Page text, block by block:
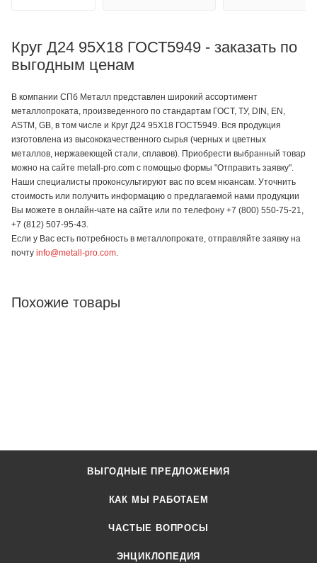
Круг Д24 95Х18 ГОСТ5949 - заказать по
выгодным ценам
В компании СПб Металл представлен широкий ассортимент
металлопроката, произведенного по стандартам ГОСТ, ТУ, DIN, EN,
ASTM, GB, в том числе и Круг Д24 95Х18 ГОСТ5949. Вся продукция
изготовлена из высококачественного сырья (черных и цветных
металлов, нержавеющей стали, сплавов). Приобрести выбранный товар
можно на сайте metall-pro.com с помощью формы "Отправить заявку".
Наши специалисты проконсультируют вас по всем нюансам. Уточнить
стоимость или получить информацию о предлагаемой нами продукции
Вы можете в онлайн-чате на сайте или по телефону +7 (800) 550-75-21,
+7 (812) 507-95-43.
Если у Вас есть потребность в металлопрокате, отправляйте заявку на
почту info@metall-pro.com
Похожие товары
ВЫГОДНЫЕ ПРЕДЛОЖЕНИЯ
КАК МЫ РАБОТАЕМ
ЧАСТЫЕ ВОПРОСЫ
ЭНЦИКЛОПЕДИЯ